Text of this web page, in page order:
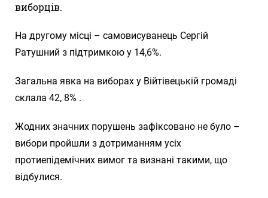
виборців.
На другому місці – самовисуванець Сергій
Ратушний з підтримкою у 14,6%.
Загальна явка на виборах у Війтівецькій громаді
склала 42, 8% .
Жодних значних порушень зафіксовано не було –
вибори пройшли з дотриманням усіх
протиепідемічних вимог та визнані такими, що
відбулися.